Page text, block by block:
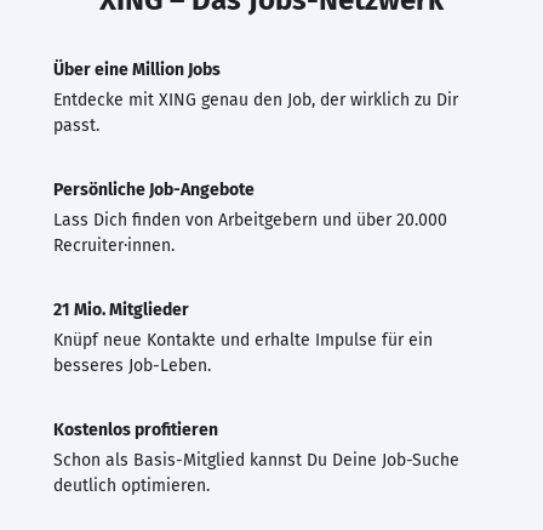
Über eine Million Jobs
Entdecke mit XING genau den Job, der wirklich zu Dir
passt.
Persönliche Job-Angebote
Lass Dich finden von Arbeitgebern und über 20.000
Recruiter·innen.
21 Mio. Mitglieder
Knüpf neue Kontakte und erhalte Impulse für ein
besseres Job-Leben.
Kostenlos profitieren
Schon als Basis-Mitglied kannst Du Deine Job-Suche
deutlich optimieren.